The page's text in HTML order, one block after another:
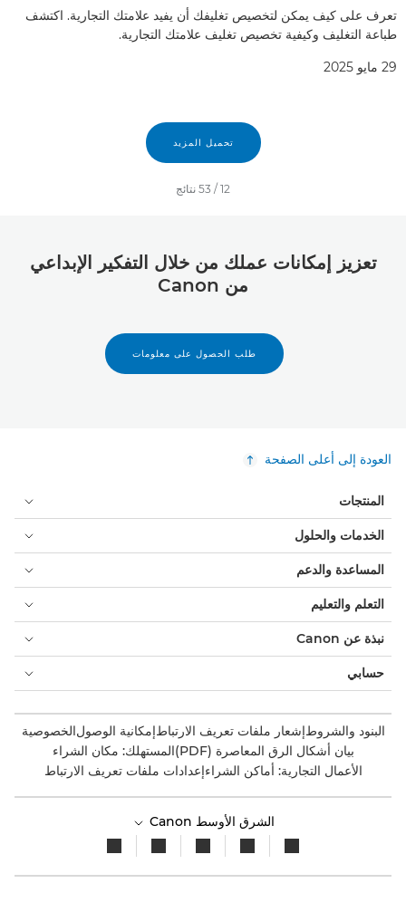
تعرف على كيف يمكن لتخصيص تغليفك أن يفيد علامتك التجارية. اكتشف
طباعة التغليف وكيفية تخصيص تغليف علامتك التجارية.
29 مايو 2025
تحميل المزيد
12
/
53 نتائج
تعزيز إمكانات عملك من خلال التفكير الإبداعي
من Canon
طلب الحصول على معلومات
العودة إلى أعلى الصفحة
المنتجات
الخدمات والحلول
المساعدة والدعم
التعلم والتعليم
نبذة عن Canon
حسابي
البنود والشروطإشعار ملفات تعريف الارتباطإمكانية الوصولالخصوصية
بيان أشكال الرق المعاصرة (PDF)
المستهلك: مكان الشراء
الأعمال التجارية: أماكن الشراءإعدادات ملفات تعريف الارتباط
الشرق الأوسط Canon